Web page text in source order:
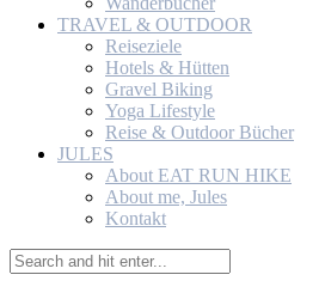
TRAVEL & OUTDOOR
Reiseziele
Hotels & Hütten
Gravel Biking
Yoga Lifestyle
Reise & Outdoor Bücher
JULES
About EAT RUN HIKE
About me, Jules
Kontakt